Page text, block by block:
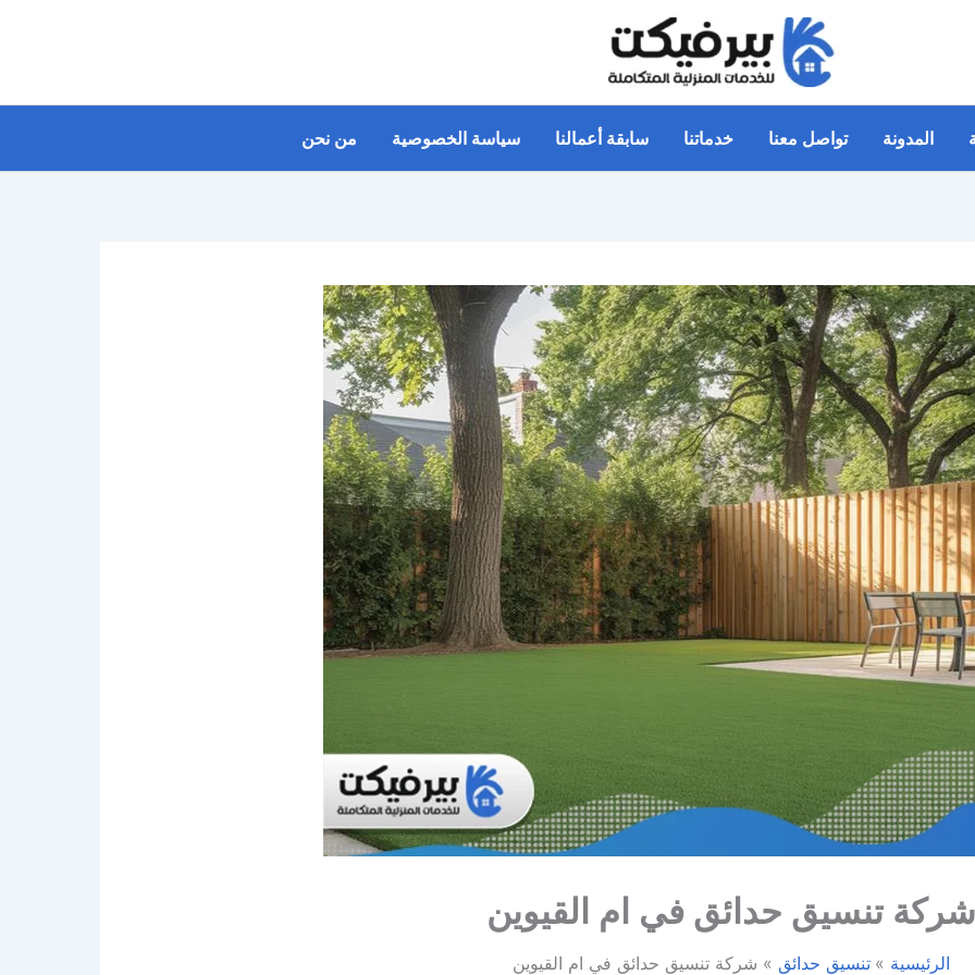
المدونة تواصل معنا خدماتنا سابقة أعمالنا سياسة الخصوصية من نحن
شركة تنسيق حدائق في ام القيوين
الرئيسية تنسيق حدائق شركة تنسيق حدائق في ام القيوين